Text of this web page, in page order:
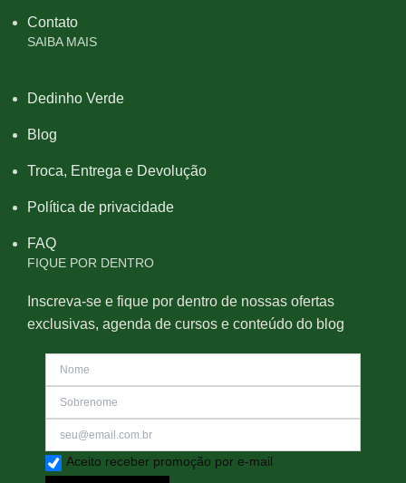
Contato
SAIBA MAIS
Dedinho Verde
Blog
Troca, Entrega e Devolução
Política de privacidade
FAQ
FIQUE POR DENTRO
Inscreva-se e fique por dentro de nossas ofertas
exclusivas, agenda de cursos e conteúdo do blog
Aceito receber promoção por e-mail